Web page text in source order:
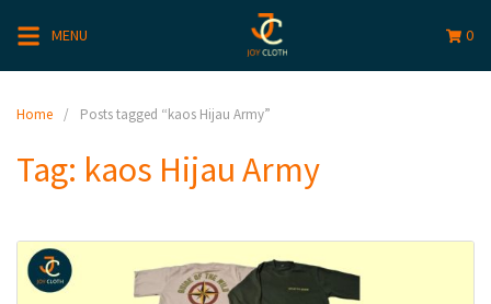
MENU 0
Home Posts tagged “kaos Hijau Army”
Tag: kaos Hijau Army